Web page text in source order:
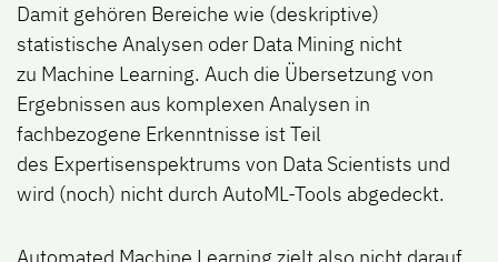
Damit gehören Bereiche wie (deskriptive)
statistische Analysen oder Data Mining nicht
zu Machine Learning. Auch die Übersetzung von
Ergebnissen aus komplexen Analysen in
fachbezogene Erkenntnisse ist Teil
des Expertisenspektrums von Data Scientists und
wird (noch) nicht durch AutoML-Tools abgedeckt.